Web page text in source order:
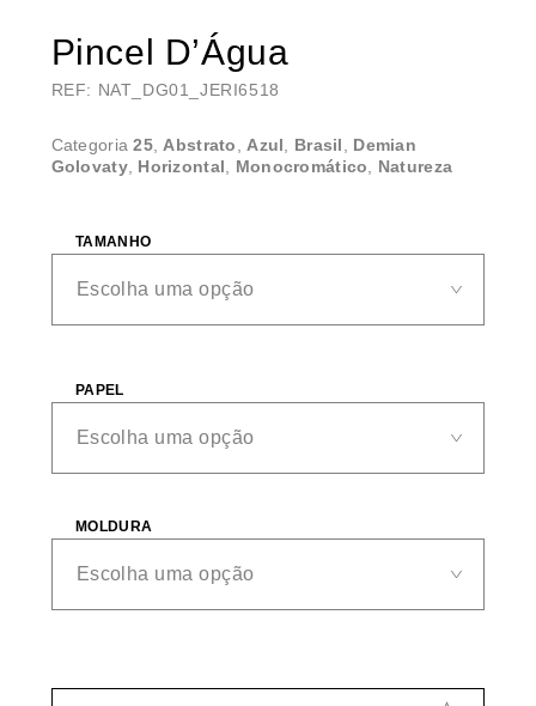
Pincel D’Água
REF: NAT_DG01_JERI6518
Categoria25, Abstrato Azul Brasil
Demian
Golovaty, Horizontal Monocromático Natureza
TAMANHO
PAPEL
MOLDURA